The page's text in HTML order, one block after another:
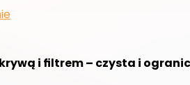
i filtrem – czysta i